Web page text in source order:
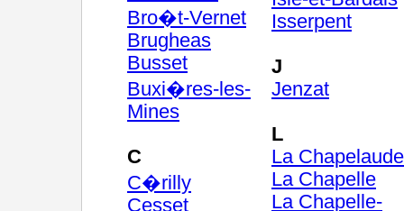
Bro�t-Vernet
Brugheas
Busset
Buxi�res-les-
Mines
C
C�rilly
Cesset
Isserpent
J
Jenzat
L
La Chapelaude
La Chapelle
La Chapelle-